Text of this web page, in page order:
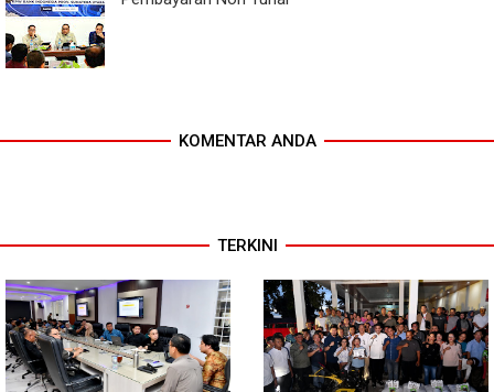
KOMENTAR ANDA
TERKINI